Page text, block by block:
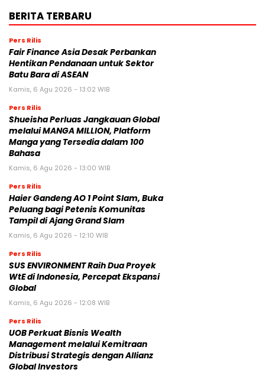
BERITA TERBARU
Pers Rilis
Fair Finance Asia Desak Perbankan
Hentikan Pendanaan untuk Sektor
Batu Bara di ASEAN
Kamis, 6 Agu 2026 - 13:02 WIB
Pers Rilis
Shueisha Perluas Jangkauan Global
melalui MANGA MILLION, Platform
Manga yang Tersedia dalam 100
Bahasa
Kamis, 6 Agu 2026 - 13:00 WIB
Pers Rilis
Haier Gandeng AO 1 Point Slam, Buka
Peluang bagi Petenis Komunitas
Tampil di Ajang Grand Slam
Kamis, 6 Agu 2026 - 12:10 WIB
Pers Rilis
SUS ENVIRONMENT Raih Dua Proyek
WtE di Indonesia, Percepat Ekspansi
Global
Kamis, 6 Agu 2026 - 12:08 WIB
Pers Rilis
UOB Perkuat Bisnis Wealth
Management melalui Kemitraan
Distribusi Strategis dengan Allianz
Global Investors